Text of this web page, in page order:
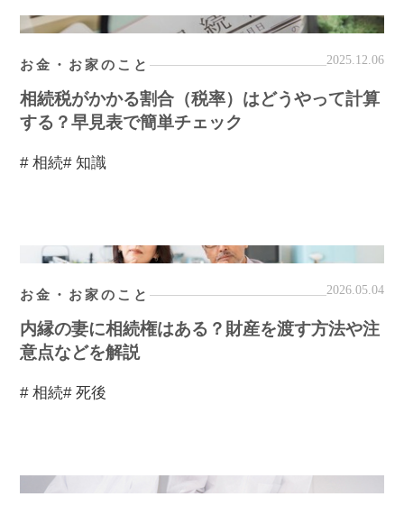
お金・お家のこと 2025.12.06
相続税がかかる割合（税率）はどうやって計算
する？早見表で簡単チェック
# 相続# 知識
お金・お家のこと 2026.05.04
内縁の妻に相続権はある？財産を渡す方法や注
意点などを解説
# 相続# 死後